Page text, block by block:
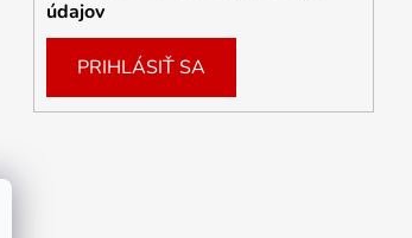
údajov
PRIHLÁSIŤ SA